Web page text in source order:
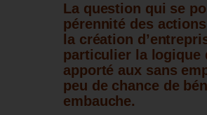
La question qui se
pérennité des
la création
particulier la logique
apporté aux sans
peu de chance de
embauche.